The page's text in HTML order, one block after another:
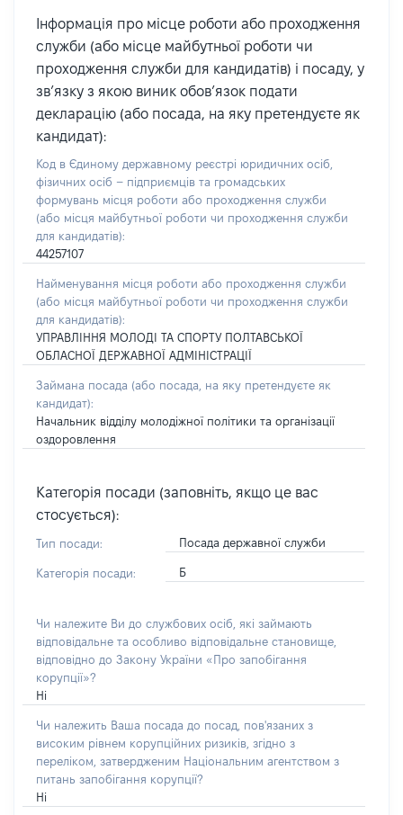
Інформація про місце роботи або проходження
служби (або місце майбутньої роботи чи
проходження служби для кандидатів) і посаду, у
зв’язку з якою виник обов’язок подати
декларацію (або посада, на яку претендуєте як
кандидат):
Код в Єдиному державному реєстрі юридичних осіб,
фізичних осіб – підприємців та громадських
формувань місця роботи або проходження служби
(або місця майбутньої роботи чи проходження служби
для кандидатів):
44257107
Найменування місця роботи або проходження служби
(або місця майбутньої роботи чи проходження служби
для кандидатів):
УПРАВЛІННЯ МОЛОДІ ТА СПОРТУ ПОЛТАВСЬКОЇ
ОБЛАСНОЇ ДЕРЖАВНОЇ АДМІНІСТРАЦІЇ
Займана посада (або посада, на яку претендуєте як
кандидат):
Начальник відділу молодіжної політики та організації
оздоровлення
Категорія посади (заповніть, якщо це вас
стосується):
Тип посади: Посада державної служби
Категорія посади: Б
Чи належите Ви до службових осіб, які займають
відповідальне та особливо відповідальне становище,
відповідно до Закону України «Про запобігання
корупції»?
Ні
Чи належить Ваша посада до посад, пов'язаних з
високим рівнем корупційних ризиків, згідно з
переліком, затвердженим Національним агентством з
питань запобігання корупції?
Ні